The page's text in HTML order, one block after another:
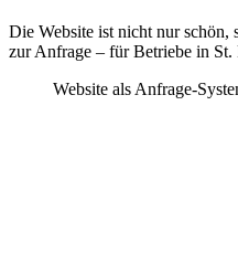
Die Website ist nicht nur schön,
zur Anfrage – für Betriebe in St.
Website als Anfrage-